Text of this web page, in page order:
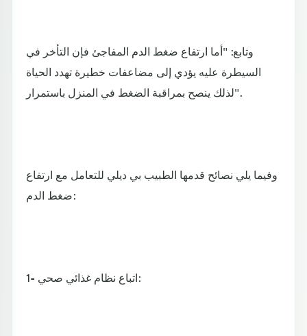
وتابع: "أما ارتفاع ضغط الدم المفاجئ فإن التأخر في
السيطرة عليه يؤدي إلى مضاعفات خطيرة تهدد الحياة
لذلك ينصح بمراقبة الضغط في المنزل باستمرار".
وفيما يلي نصائح قدمها الطبيب بي ديلي للتعامل مع ارتفاع
ضغط الدم:
1- اتباع نظام غذائي صحي: